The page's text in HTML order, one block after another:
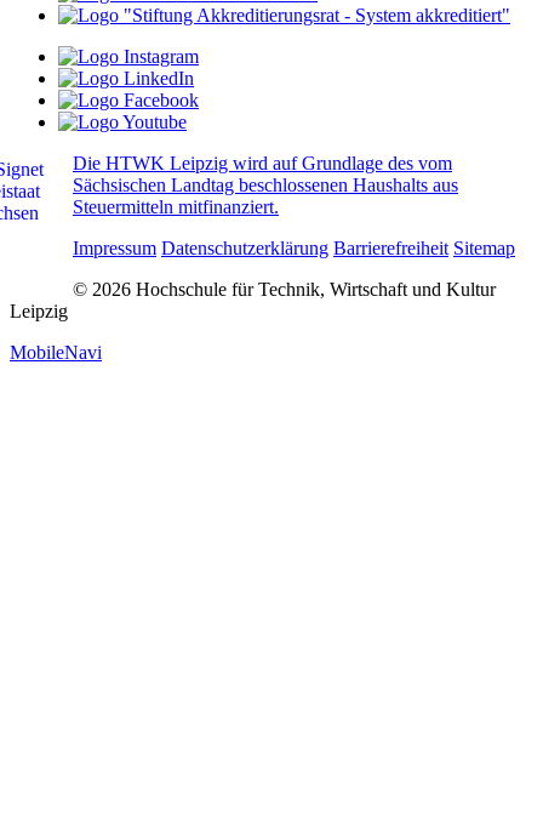
Die HTWK Leipzig wird auf Grundlage des vom
Sächsischen Landtag beschlossenen Haushalts aus
Steuermitteln mitfinanziert.
Impressum Datenschutzerklärung Barrierefreiheit Sitemap
© 2026 Hochschule für Technik, Wirtschaft und Kultur
Leipzig
MobileNavi